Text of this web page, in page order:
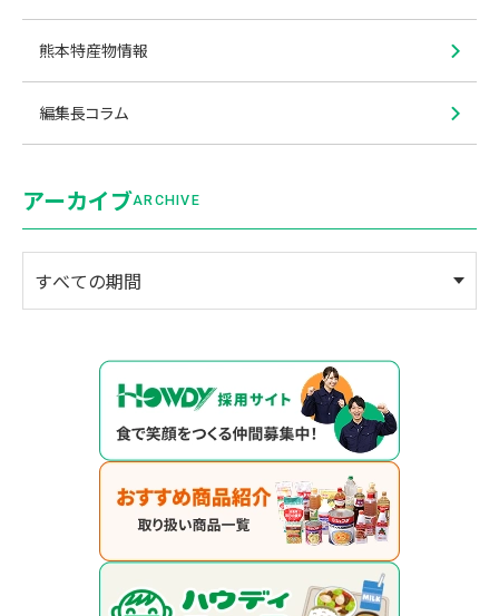
熊本特産物情報
編集長コラム
アーカイブARCHIVE